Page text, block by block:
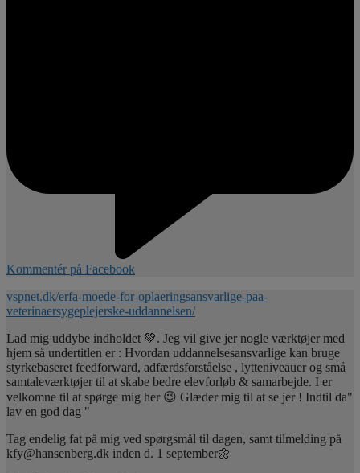
Kommentér på Facebook
vspnet.dk/erfa-moede-for-oplaeringsansvarlige-paa-
veterinaersygeplejerske-uddannelsen/
Lad mig uddybe indholdet 💚. Jeg vil give jer nogle værktøjer med
hjem så undertitlen er : Hvordan uddannelsesansvarlige kan bruge
styrkebaseret feedforward, adfærdsforståelse , lytteniveauer og små
samtaleværktøjer til at skabe bedre elevforløb & samarbejde. I er
velkomne til at spørge mig her 😉 Glæder mig til at se jer ! Indtil da"
lav en god dag "
Tag endelig fat på mig ved spørgsmål til dagen, samt tilmelding på
kfy@hansenberg.dk inden d. 1 september🌼